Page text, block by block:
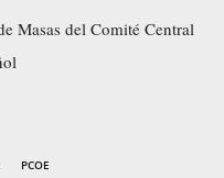
Masas del Comité Central
PCOE